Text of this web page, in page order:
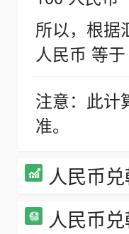
所以，根据
人民币 等
注意：此计
准。
人民币
人民币